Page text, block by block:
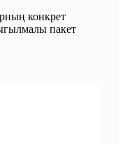
конкрет
пакет